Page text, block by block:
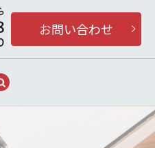
お問い合わせ